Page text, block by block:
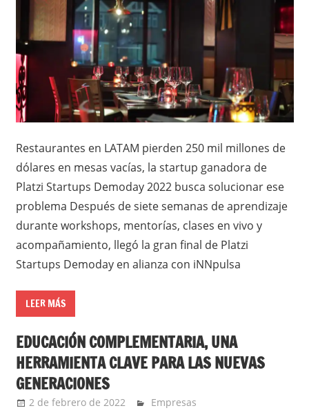
Restaurantes en LATAM pierden 250 mil millones de
dólares en mesas vacías, la startup ganadora de
Platzi Startups Demoday 2022 busca solucionar ese
problema Después de siete semanas de aprendizaje
durante workshops, mentorías, clases en vivo y
acompañamiento, llegó la gran final de Platzi
Startups Demoday en alianza con iNNpulsa
LEER MÁS
EDUCACIÓN COMPLEMENTARIA, UNA
HERRAMIENTA CLAVE PARA LAS NUEVAS
GENERACIONES
2 de febrero de 2022 Ernesto Herrera
Empresas